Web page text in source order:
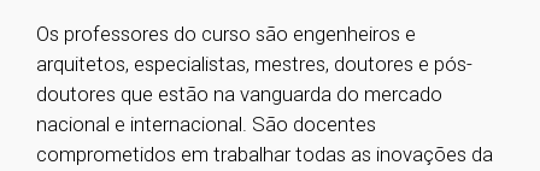
Os professores do curso são engenheiros e
arquitetos, especialistas, mestres, doutores e pós-
doutores que estão na vanguarda do mercado
nacional e internacional. São docentes
comprometidos em trabalhar todas as inovações da